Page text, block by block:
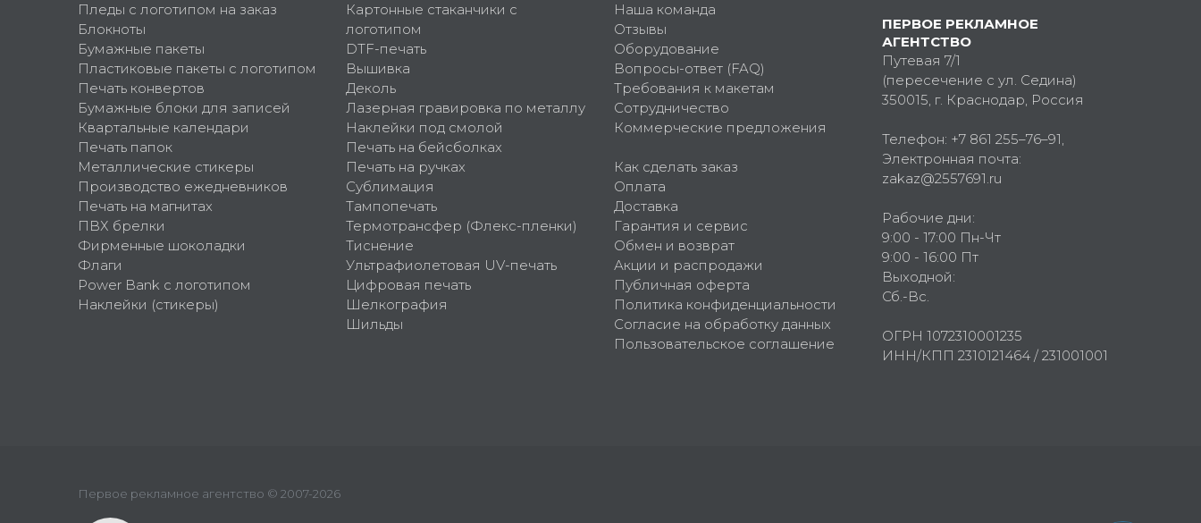
Пледы с логотипом на заказ
Блокноты
Бумажные пакеты
Пластиковые пакеты с логотипом
Печать конвертов
Бумажные блоки для записей
Квартальные календари
Печать папок
Металлические стикеры
Производство ежедневников
Печать на магнитах
ПВХ брелки
Фирменные шоколадки
Флаги
Power Bank с логотипом
Наклейки (стикеры)
Картонные стаканчики с
логотипом
DTF-печать
Вышивка
Деколь
Лазерная гравировка по металлу
Наклейки под смолой
Печать на бейсболках
Печать на ручках
Сублимация
Тампопечать
Термотрансфер (Флекс-пленки)
Тиснение
Ультрафиолетовая UV-печать
Цифровая печать
Шелкография
Шильды
Наша команда
Отзывы
Оборудование
Вопросы-ответ (FAQ)
Требования к макетам
Сотрудничество
Коммерческие предложения
Как сделать заказ
Оплата
Доставка
Гарантия и сервис
Обмен и возврат
Акции и распродажи
Публичная оферта
Политика конфиденциальности
Согласие на обработку данных
Пользовательское соглашение
ПЕРВОЕ РЕКЛАМНОЕ
АГЕНТСТВО
Путевая 7/1
(пересечение с ул. Седина)
350015, г. Краснодар, Россия
Телефон: +7 861 255–76–91,
Электронная почта:
zakaz@2557691.ru
Рабочие дни:
9:00 - 17:00 Пн-Чт
9:00 - 16:00 Пт
Выходной:
Сб.-Вс.
ОГРН 1072310001235
ИНН/КПП 2310121464 / 231001001
Первое рекламное агентство © 2007-2026